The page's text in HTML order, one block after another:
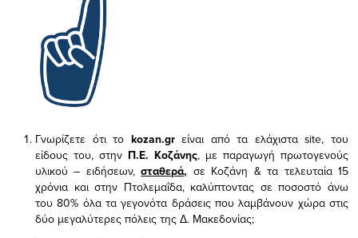
Γνωρίζετε ότι το kozan.gr είναι από τα ελάχισταsite, του
είδους του, στην Π.Ε. Κοζάνης, με παραγωγή πρωτογενούς
υλικού – ειδήσεων,σταθερά, σε Κοζάνη & τα τελευταία 15
χρόνια και στην Πτολεμαΐδα, καλύπτοντας σε ποσοστό άνω
του 80% όλα τα γεγονότα δράσεις που λαμβάνουν χώρα στις
δύο μεγαλύτερες πόλεις της Δ. Μακεδονίας;